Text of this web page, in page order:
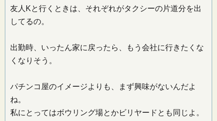
友人Kと行くときは、それぞれがタクシーの片道分を出
してるの。
出勤時、いったん家に戻ったら、もう会社に行きたくな
くなりそう。
パチンコ屋のイメージよりも、まず興味がないんだよ
ね。
私にとってはボウリング場とかビリヤードとも同じよ。